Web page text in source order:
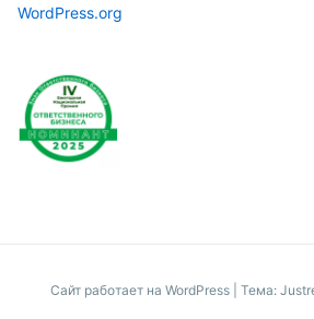
WordPress.org
Сайт работает на WordPress Тема: